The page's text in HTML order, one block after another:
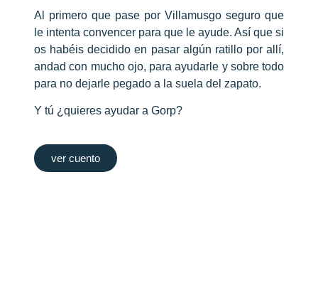
Al primero que pase por Villamusgo seguro que
le intenta convencer para que le ayude. Así que si
os habéis decidido en pasar algún ratillo por allí,
andad con mucho ojo, para ayudarle y sobre todo
para no dejarle pegado a la suela del zapato.
Y tú ¿quieres ayudar a Gorp?
ver cuento